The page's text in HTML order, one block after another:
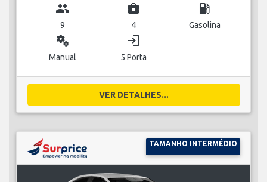
group
9
business_center
4
local_gas_station
Gasolina
miscellaneous_services
Manual
login
5 Porta
VER DETALHES...
TAMANHO INTERMÉDIO